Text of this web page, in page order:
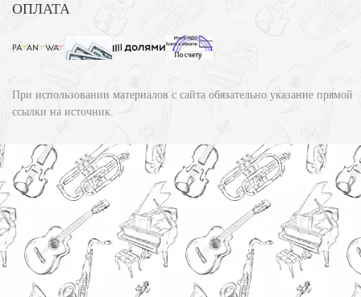
ОПЛАТА
При использовании материалов с сайта обязательно указание прямой
ссылки на источник.